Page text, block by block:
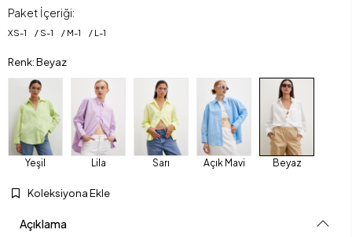
Paket İçeriği:
XS-1 S-1 M-1 L -1
Renk: Beyaz
Yeşil Lila Sarı Açık Mavi Beyaz
Koleksiyona Ekle
Açıklama